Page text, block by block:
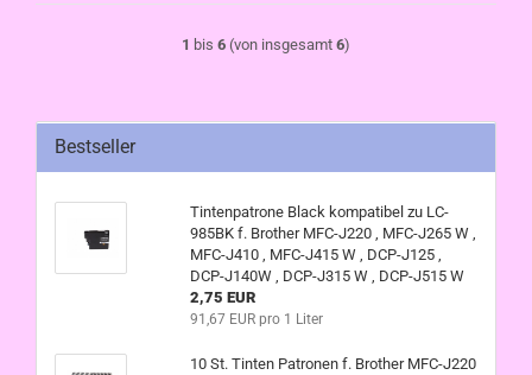
1 bis 6 (von insgesamt 6)
Bestseller
Tintenpatrone Black kompatibel zu LC-
985BK f. Brother MFC-J220 , MFC-J265 W ,
MFC-J410 , MFC-J415 W , DCP-J125 ,
DCP-J140W , DCP-J315 W , DCP-J515 W
2,75 EUR
91,67 EUR pro 1 Liter
10 St. Tinten Patronen f. Brother MFC-J220